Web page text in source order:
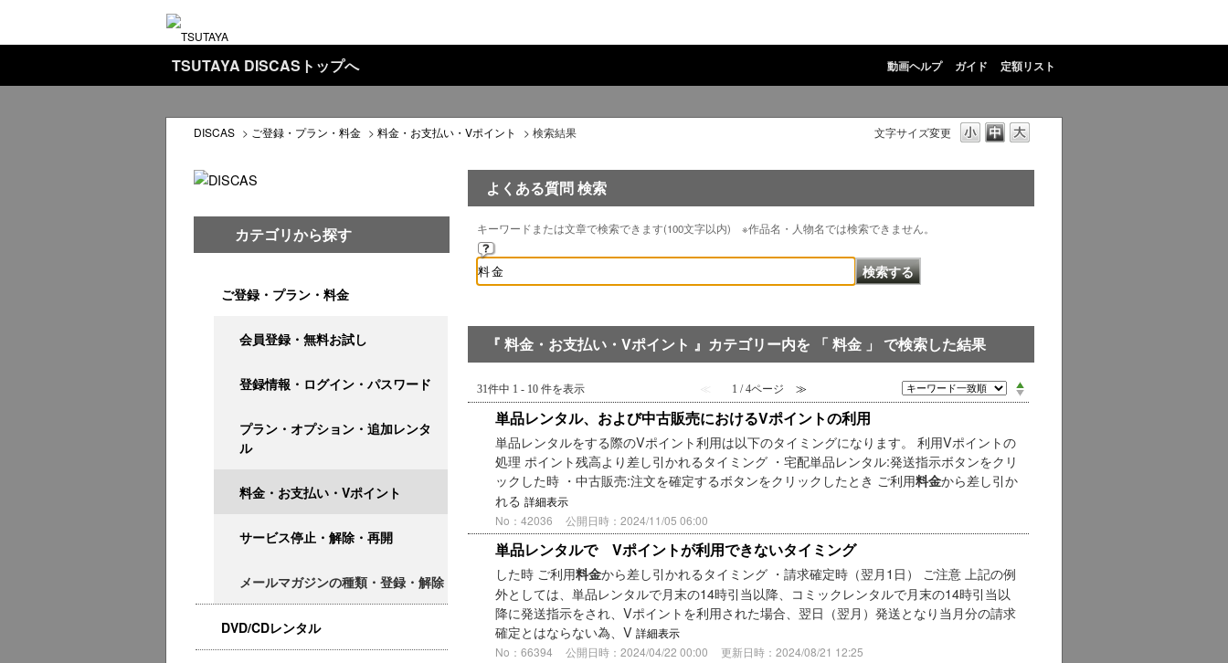
TSUTAYA DISCASトップへ 動画ヘルプ ガイド 定額リスト
文字サイズ変更
DISCAS > ご登録・プラン・料金 > 料金・お支払い・Vポイント > 検索結果
カテゴリから探す
ご登録・プラン・料金
会員登録・無料お試し
登録情報・ログイン・パスワード
プラン・オプション・追加レンタ
ル
料金・お支払い・Vポイント
サービス停止・解除・再開
メールマガジンの種類・登録・解除
DVD/CDレンタル
よくある質問 検索
キーワードまたは文章で検索できます(100文字以内) ※作品名・人物名では検索できません。
『 料金・お支払い・Vポイント 』カテゴリー内を 「 料金 」 で検索した結果
31件中 1 - 10 件を表示 ≪ 1 / 4ページ ≫
単品レンタル、および中古販売におけるVポイントの利用
単品レンタルをする際のVポイント利用は以下のタイミングになります。 利用Vポイントの
処理 ポイント残高より差し引かれるタイミング ・宅配単品レンタル:発送指示ボタンをクリ
ックした時 ・中古販売:注文を確定するボタンをクリックしたとき ご利用料金から差し引か
れる 詳細表示
No：42036 公開日時：2024/11/05 06:00
単品レンタルで Vポイントが利用できないタイミング
した時 ご利用料金から差し引かれるタイミング ・請求確定時（翌月1日） ご注意 上記の例
外としては、単品レンタルで月末の14時引当以降、コミックレンタルで月末の14時引当以
降に発送指示をされ、Vポイントを利用された場合、翌日（翌月）発送となり当月分の請求
確定とはならない為、V 詳細表示
No：66394 公開日時：2024/04/22 00:00 更新日時：2024/08/21 12:25